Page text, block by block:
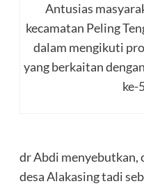
Antusias
kecamatan Peling
dalam mengikuti
yang berkaitan
ke-
dr Abdi menyebutkan,
desa Alakasing tadi